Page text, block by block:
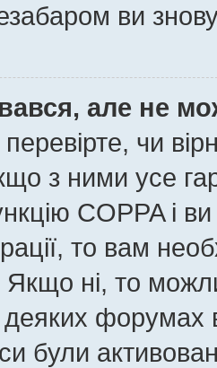
ви
але не
чи
з ними усе
COPPA і
то вам
ні, то
деяких форумах
були